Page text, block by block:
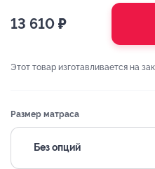
13 610 ₽
Этот товар изготавливается на
Размер матраса
Без опций